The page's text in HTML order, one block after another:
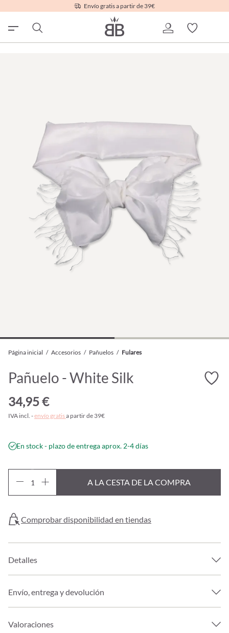
Envío gratis a partir de 39€
Página inicial / Accesorios / Pañuelos / Fulares
Pañuelo - White Silk
34,95 €
IVA incl. -envío gratisa partir de 39€
En stock - plazo de entrega aprox. 2-4 días
A LA CESTA DE LA COMPRA
Comprobar disponibilidad en tiendas
Detalles
Envío, entrega y devolución
Valoraciones